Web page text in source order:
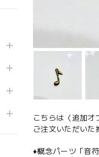
こちらは〈追加オ
ご注文いただいた
♦️概念パーツ「音符